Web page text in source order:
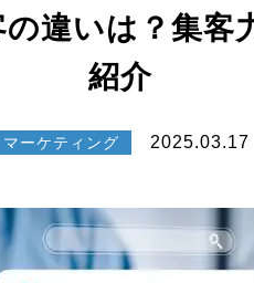
違いは？集客
紹介
マーケティング 2025.03.17